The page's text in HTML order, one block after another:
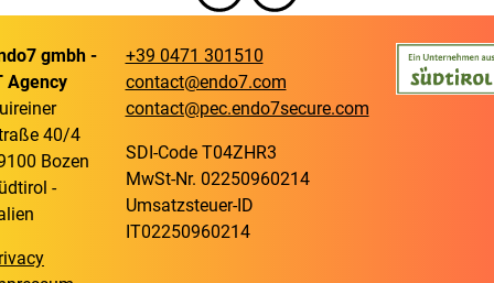
gmbh -
Agency
40/4
Bozen
-
+39 0471 301510
contact@endo7.com
contact@pec.endo7secure.com
SDI-Code T04ZHR3
MwSt-Nr. 02250960214
Umsatzsteuer-ID
IT02250960214